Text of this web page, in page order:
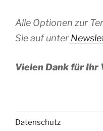
Alle Optionen zur
Sie auf unter
Vielen Dank für Ihr
Datenschutz